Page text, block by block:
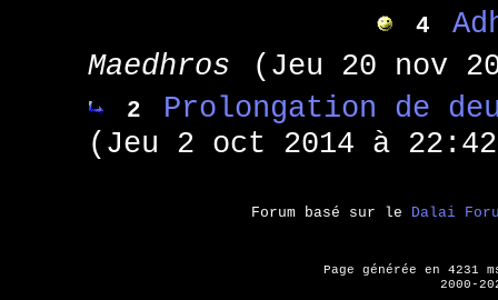
4
Maedhros
(Jeu 20 nov
2
Prolongation de
(Jeu 2 oct 2014 à
Forum basé sur le Dalai
Page générée en 4231
2000-